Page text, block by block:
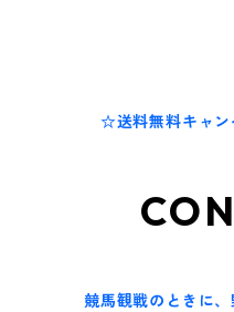
☆送料無料キャ
競馬観戦のときに